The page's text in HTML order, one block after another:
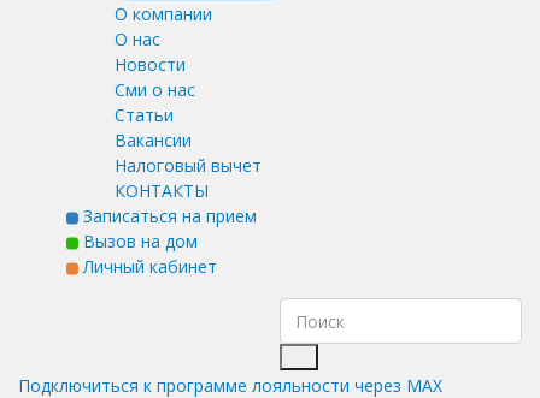
О компании
О нас
Новости
Сми о нас
Статьи
Вакансии
Налоговый вычет
КОНТАКТЫ
Записаться на прием
Вызов на дом
Личный кабинет
Подключиться к программе лояльности через MAX